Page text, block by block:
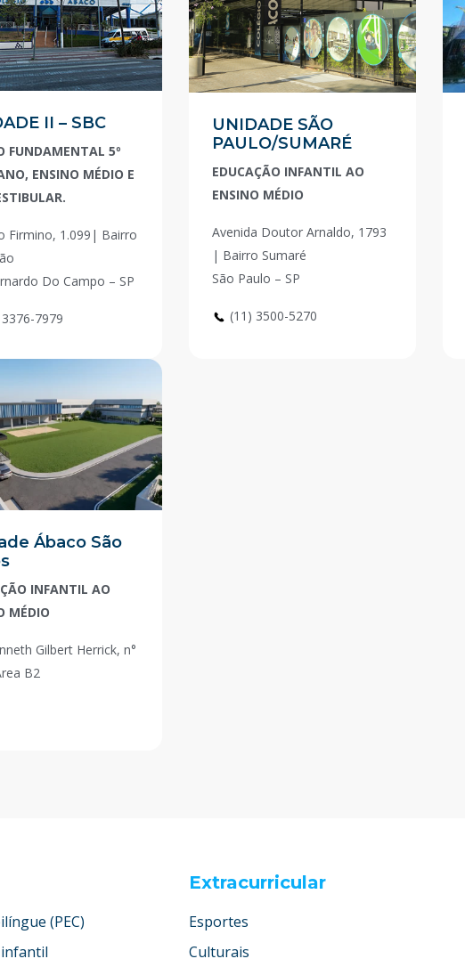
II – SBC
FUNDAMENTAL 5º
ENSINO MÉDIO E
Firmino, 1.099| Bairro
Do Campo – SP
7979
UNIDADE SÃO
PAULO/SUMARÉ
EDUCAÇÃO INFANTIL AO
ENSINO MÉDIO
Avenida Doutor Arnaldo, 1793
| Bairro Sumaré
São Paulo – SP
(11) 3500-5270
Ábaco São
INFANTIL AO
MÉDIO
Gilbert Herrick, n°
B2
(PEC)
infantil
Extracurricular
Esportes
Culturais